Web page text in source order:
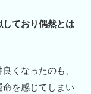
ており偶然とは
くなったのも、
を感じてしまい